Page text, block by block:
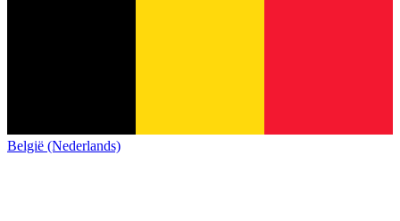
België (Nederlands)